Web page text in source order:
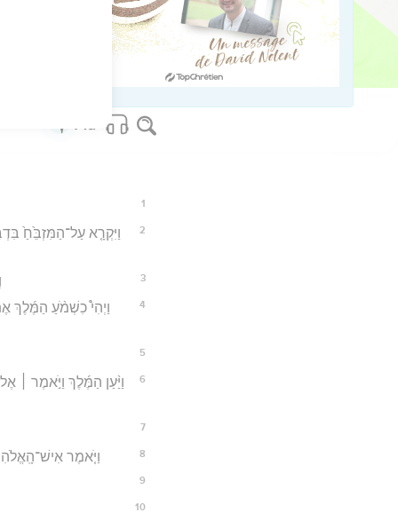
Bible Software - sblgnt.com
1
2
וַיִּקְרָ֤א עַל־הַמִּזְבֵּ֙חַ֙
3
4
וַיְהִי֩ כִשְׁמֹ֨עַ הַמֶּ֜לֶךְ
5
6
וַיַּ֨עַן הַמֶּ֜לֶךְ וַיֹּ֣אמֶר ׀
7
8 וַיֹּ֤אמֶר
9
10